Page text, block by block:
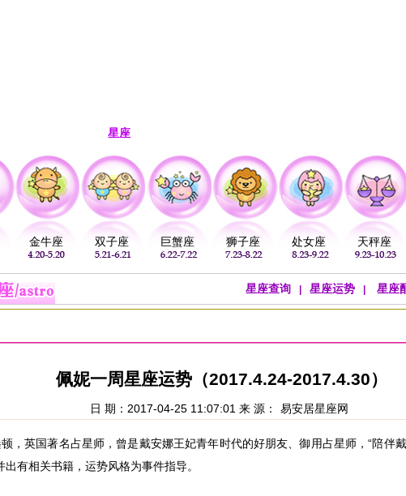
星座
金牛座 双子座 巨蟹座 狮子座 处女座 天秤座
星座查询 星座运势 星座
佩妮一周星座运势（2017.4.24-2017.4.30）
日 期：2017-04-25 11:07:01 来 源： 易安居星座网
，英国著名占星师，曾是戴安娜王妃青年时代的好朋友、御用占星师，“陪伴
出有相关书籍，运势风格为事件指导。